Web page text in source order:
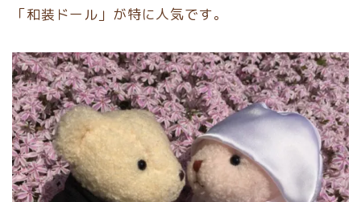
「和装ドール」が特に人気です。